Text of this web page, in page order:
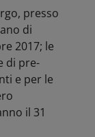
presso
di
2017; le
di pre-
e per le
il 31